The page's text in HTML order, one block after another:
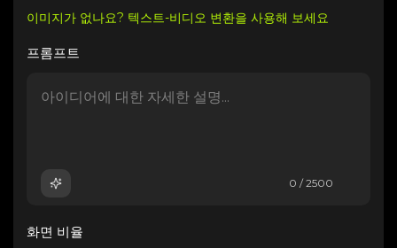
이미지가 없나요? 텍스트-비디오 변환을 사용해 보세요
프롬프트
0 / 2500
화면 비율